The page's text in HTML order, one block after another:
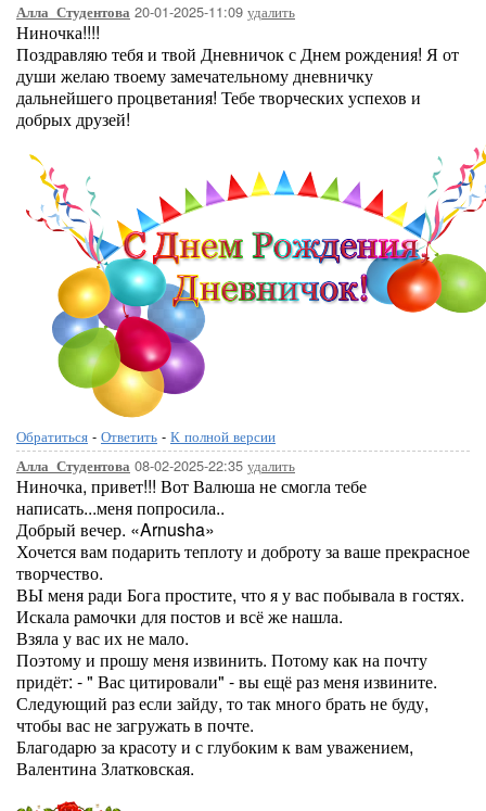
Алла_Студентова 20-01-2025-11:09 удалить
Ниночка!!!!
Поздравляю тебя и твой Дневничок с Днем рождения! Я от
души желаю твоему замечательному дневничку
дальнейшего процветания! Тебе творческих успехов и
добрых друзей!
Обратиться - Ответить - К полной версии
Алла_Студентова 08-02-2025-22:35 удалить
Ниночка, привет!!! Вот Валюша не смогла тебе
написать...меня попросила..
Добрый вечер. «Arnusha»
Хочется вам подарить теплоту и доброту за ваше прекрасное
творчество.
ВЫ меня ради Бога простите, что я у вас побывала в гостях.
Искала рамочки для постов и всё же нашла.
Взяла у вас их не мало.
Поэтому и прошу меня извинить. Потому как на почту
придёт: - " Вас цитировали" - вы ещё раз меня извините.
Следующий раз если зайду, то так много брать не буду,
чтобы вас не загружать в почте.
Благодарю за красоту и с глубоким к вам уважением,
Валентина Златковская.